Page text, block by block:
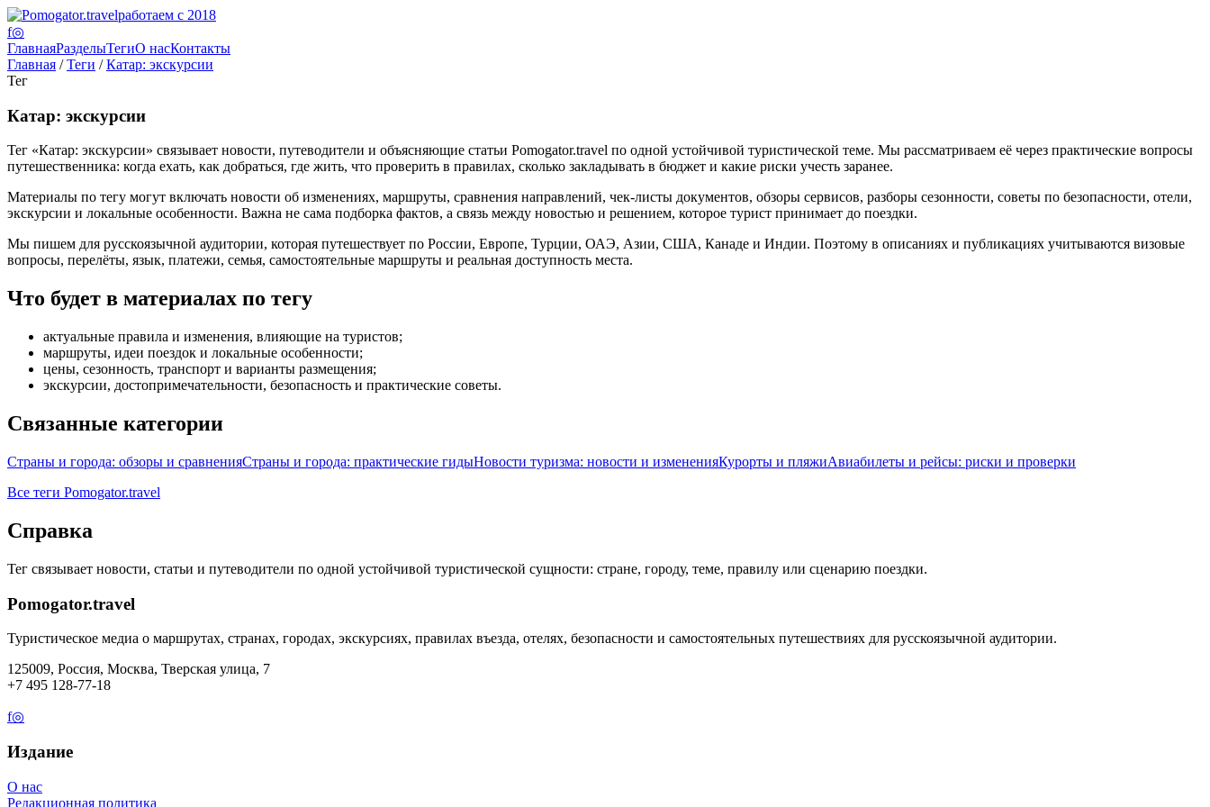
работаем с 2018
f◎
ГлавнаяРазделыТегиО насКонтакты
Главная /Теги /Катар: экскурсии
Тег
Катар: экскурсии
Тег «Катар: экскурсии» связывает новости, путеводители и объясняющие статьи Pomogator.travel по одной устойчивой туристической теме. Мы рассматриваем её через практические вопросы
путешественника: когда ехать, как добраться, где жить, что проверить в правилах, сколько закладывать в бюджет и какие риски учесть заранее.
Материалы по тегу могут включать новости об изменениях, маршруты, сравнения направлений, чек-листы документов, обзоры сервисов, разборы сезонности, советы по безопасности, отели,
экскурсии и локальные особенности. Важна не сама подборка фактов, а связь между новостью и решением, которое турист принимает до поездки.
Мы пишем для русскоязычной аудитории, которая путешествует по России, Европе, Турции, ОАЭ, Азии, США, Канаде и Индии. Поэтому в описаниях и публикациях учитываются визовые
вопросы, перелёты, язык, платежи, семья, самостоятельные маршруты и реальная доступность места.
Что будет в материалах по тегу
актуальные правила и изменения, влияющие на туристов;
маршруты, идеи поездок и локальные особенности;
цены, сезонность, транспорт и варианты размещения;
экскурсии, достопримечательности, безопасность и практические советы.
Связанные категории
Страны и города: обзоры и сравненияСтраны и города: практические гидыНовости туризма: новости и измененияКурорты и пляжиАвиабилеты и рейсы: риски и проверки
Все теги Pomogator.travel
Справка
Тег связывает новости, статьи и путеводители по одной устойчивой туристической сущности: стране, городу, теме, правилу или сценарию поездки.
Pomogator.travel
Туристическое медиа о маршрутах, странах, городах, экскурсиях, правилах въезда, отелях, безопасности и самостоятельных путешествиях для русскоязычной аудитории.
125009, Россия, Москва, Тверская улица, 7
+7 495 128-77-18
f◎
Издание
О нас
Редакционная политика